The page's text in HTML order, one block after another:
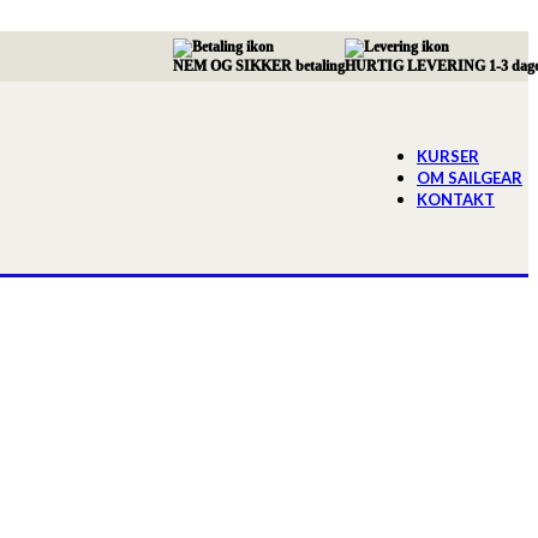
NEM OG SIKKER betalingHURTIG LEVERING 1-3
KURSER
OM SAILGEAR
KONTAKT